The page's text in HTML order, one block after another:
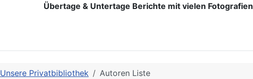
Übertage & Untertage Berichte mit vielen Fotografien
Unsere Privatbibliothek Autoren Liste